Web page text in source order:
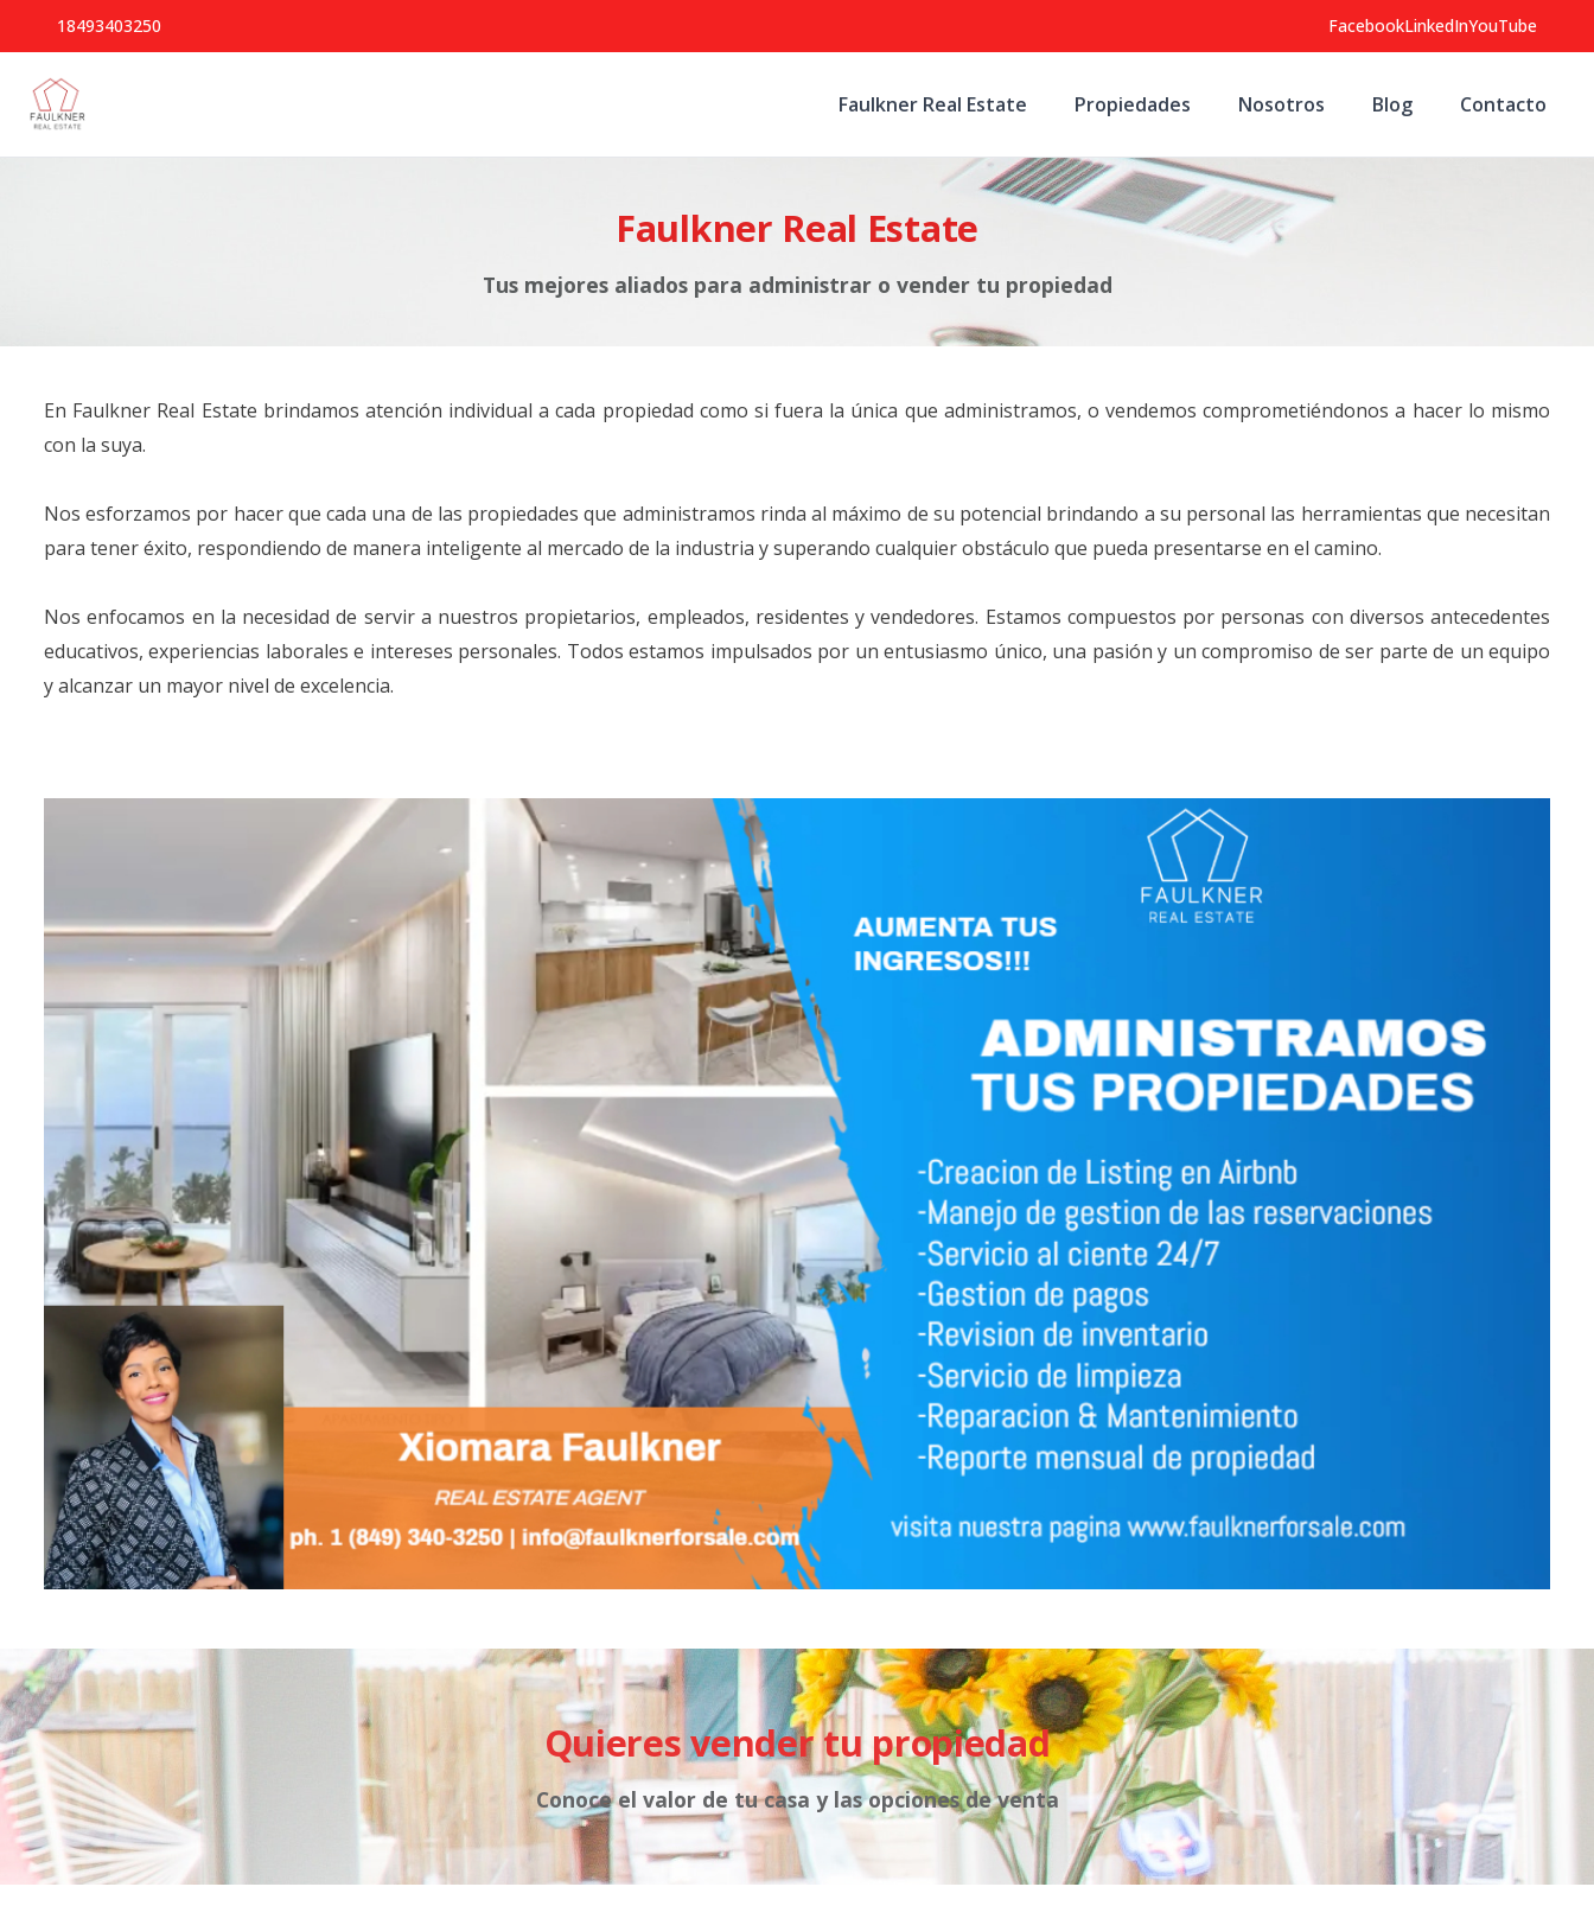
18493403250 FacebookLinkedInYouTube
Faulkner Real Estate Propiedades Nosotros Blog Contacto
Faulkner Real Estate
Tus mejores aliados para administrar o vender tu propiedad
En Faulkner Real Estate brindamos atención individual a cada propiedad como si fuera la única que administramos, o vendemos comprometiéndonos a hacer lo mismo
con la suya.
Nos esforzamos por hacer que cada una de las propiedades que administramos rinda al máximo de su potencial brindando a su personal las herramientas que necesitan
para tener éxito, respondiendo de manera inteligente al mercado de la industria y superando cualquier obstáculo que pueda presentarse en el camino.
Nos enfocamos en la necesidad de servir a nuestros propietarios, empleados, residentes y vendedores. Estamos compuestos por personas con diversos antecedentes
educativos, experiencias laborales e intereses personales. Todos estamos impulsados ​​por un entusiasmo único, una pasión y un compromiso de ser parte de un equipo
y alcanzar un mayor nivel de excelencia.
Quieres vender tu propiedad
Conoce el valor de tu casa y las opciones de venta